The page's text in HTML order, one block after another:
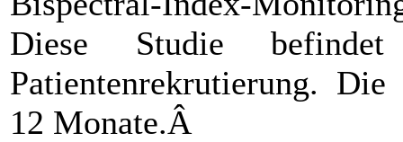
Diese Studie
Patientenrekrutierung.
12 Monate.Â